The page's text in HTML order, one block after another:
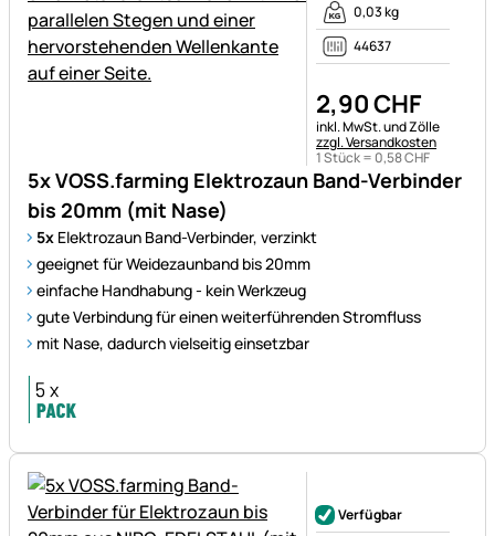
5x VOSS.farming Elektrozaun Band-Verbinder
bis 20mm (mit Nase)
5x Elektrozaun Band-Verbinder, verzinkt
geeignet für Weidezaunband bis 20mm
einfache Handhabung - kein Werkzeug
gute Verbindung für einen weiterführenden Stromfluss
mit Nase, dadurch vielseitig einsetzbar
0,03 kg
44637
2,90CHF
Steuerhinweis:
inkl. MwSt. und Zölle
zzgl. Versandkosten
1 Stück = 0,58CHF
Verfügbar